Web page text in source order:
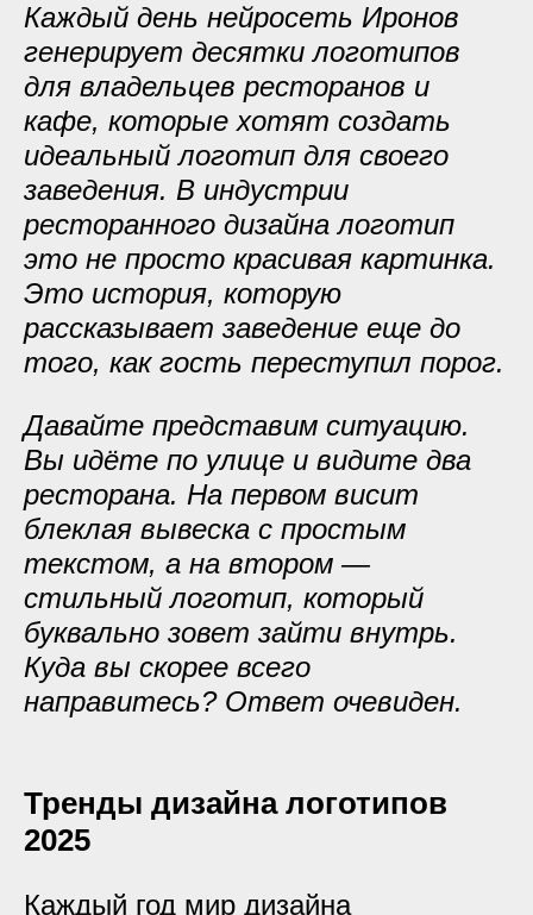
Каждый день нейросеть Иронов
генерирует десятки логотипов
для владельцев ресторанов и
кафе, которые хотят создать
идеальный логотип для своего
заведения. В индустрии
ресторанного дизайна логотип
это не просто красивая картинка.
Это история, которую
рассказывает заведение еще до
того, как гость переступил порог.
Давайте представим ситуацию.
Вы идёте по улице и видите два
ресторана. На первом висит
блеклая вывеска с простым
текстом, а на втором —
стильный логотип, который
буквально зовет зайти внутрь.
Куда вы скорее всего
направитесь? Ответ очевиден.
Тренды дизайна логотипов
2025
Каждый год мир дизайна